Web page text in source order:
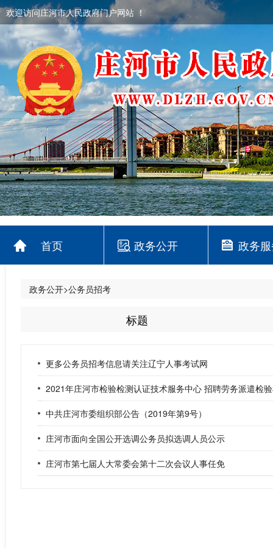
欢迎访问庄河市人民政府门户网站 ！
首页 政务公开 政务
政务公开>公务员招考
标题
更多公务员招考信息请关注辽宁人事考试网
2021年庄河市检验检测认证技术服务中心 招聘劳务派遣检
中共庄河市委组织部公告（2019年第9号）
庄河市面向全国公开选调公务员拟选调人员公示
庄河市第七届人大常委会第十二次会议人事任免